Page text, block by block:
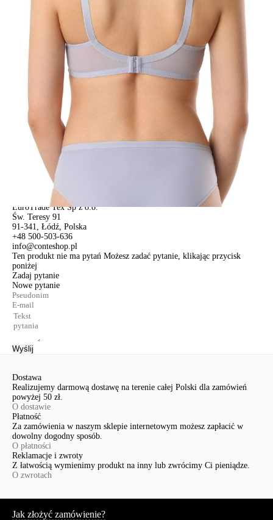
pn.- czw. 8:00 - 16:00, pt. 8:00 - 14:00
Opis produktu
Biustonosz z serii SUPREMA doskonale podtrzymuje i koryguje kształt
biustu. Wysoki poziom komfortu zapewniają funkcjonalne materiały i
dobrze zaprojektowana konstrukcja.
Cechy modelu:
• miękka miseczka z potrójnym przegubem ukośnym,
• z fiszbinami,
• przepiękna kwiecista koronka dla zachowania lekkiego wyglądu,
• ozdobny warkocz wzdłuż dekoltu,
• regulowane ramiączka,
• niezawodne wsparcie i absolutny komfort w ciągu dnia.
1009011080480876
poliester 58%, poliamid 32%, elastan 10%
Udostępnij produkt
Podmiot odpowiedzialny
EuroTrade Tex Sp z o.o.
Św. Teresy 91
91-341, Łódź, Polska
+48 500-503-636
info@conteshop.pl
Ten produkt nie ma pytań Możesz zadać pytanie, klikając przycisk
poniżej
Zadaj pytanie
Nowe pytanie
Wyślij
Dostawa
Realizujemy darmową dostawę na terenie całej Polski dla zamówień
powyżej 50 zł.
O dostawie
Płatność
Za zamówienia w naszym sklepie internetowym możesz zapłacić w
dowolny dogodny sposób.
O płatności
Reklamacje i zwroty
Z łatwością wymienimy produkt na inny lub zwrócimy Ci pieniądze.
O zwrotach
Jak złożyć zamówienie?